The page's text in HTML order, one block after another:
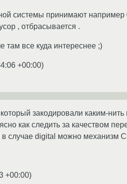
системы принимают например
, отбрасывается .
там все куда интереснее ;)
+00:00)
закодировали каким-
как следить за качеством
случае digital можно механизм
+00:00)